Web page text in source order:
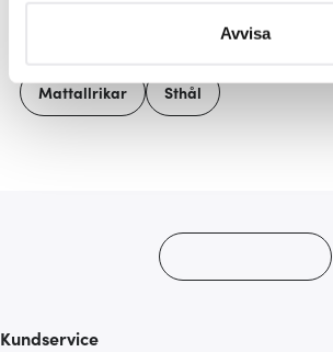
Du kan ändra eller dra tillbaka ditt
Vi använder cookies för att innehållet
Avvisa
Mattallrikar Sthål
Kundservice